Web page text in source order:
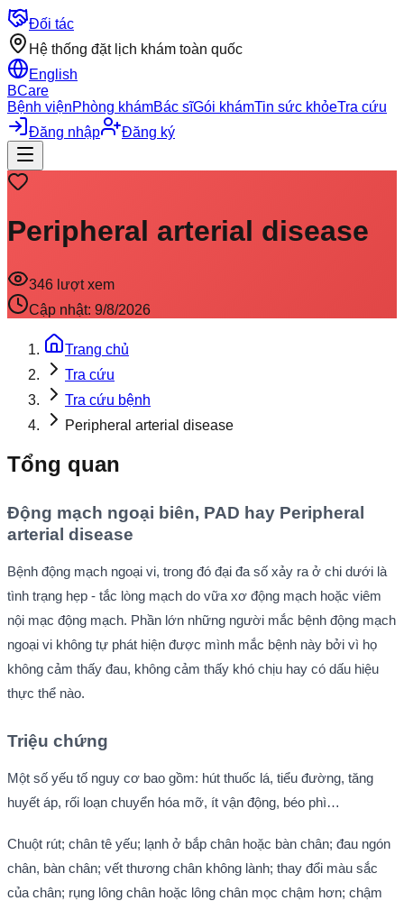
Đối tác
Hệ thống đặt lịch khám toàn quốc
English
BCare
Bệnh việnPhòng khámBác sĩGói khámTin sức khỏeTra cứu
Đăng nhập
Đăng ký
Peripheral arterial disease
346 lượt xem
Cập nhật: 9/8/2026
Trang chủ
Tra cứu
Tra cứu bệnh
Peripheral arterial disease
Tổng quan
Động mạch ngoại biên, PAD hay Peripheral
arterial disease
Bệnh động mạch ngoại vi, trong đó đại đa số xảy ra ở chi dưới là
tình trạng hẹp - tắc lòng mạch do vữa xơ động mạch hoặc viêm
nội mạc động mạch. Phần lớn những người mắc bệnh động mạch
ngoại vi không tự phát hiện được mình mắc bệnh này bởi vì họ
không cảm thấy đau, không cảm thấy khó chịu hay có dấu hiệu
thực thể nào.
Triệu chứng
Một số yếu tố nguy cơ bao gồm: hút thuốc lá, tiểu đường, tăng
huyết áp, rối loạn chuyển hóa mỡ, ít vận động, béo phì…
Chuột rút; chân tê yếu; lạnh ở bắp chân hoặc bàn chân; đau ngón
chân, bàn chân; vết thương chân không lành; thay đổi màu sắc
của chân; rụng lông chân hoặc lông chân mọc chậm hơn; chậm